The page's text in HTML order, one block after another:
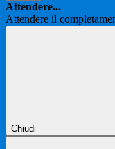
Attendere...
Attendere il
Chiudi